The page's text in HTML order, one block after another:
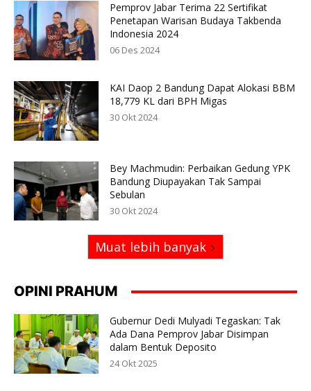
Pemprov Jabar Terima 22 Sertifikat
Penetapan Warisan Budaya Takbenda
Indonesia 2024
06 Des 2024
KAI Daop 2 Bandung Dapat Alokasi BBM
18,779 KL dari BPH Migas
30 Okt 2024
Bey Machmudin: Perbaikan Gedung YPK
Bandung Diupayakan Tak Sampai
Sebulan
30 Okt 2024
Muat lebih banyak
OPINI PRAHUM
Gubernur Dedi Mulyadi Tegaskan: Tak
Ada Dana Pemprov Jabar Disimpan
dalam Bentuk Deposito
24 Okt 2025